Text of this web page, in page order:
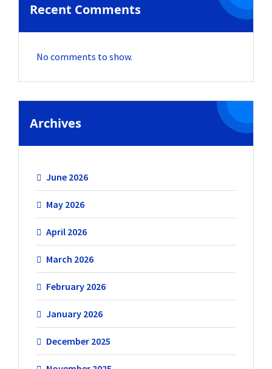
Recent Comments
No comments to show.
Archives
June 2026
May 2026
April 2026
March 2026
February 2026
January 2026
December 2025